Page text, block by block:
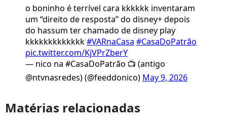
o boninho é terrível cara kkkkkk inventaram
um “direito de resposta” do disney+ depois
do hassum ter chamado de disney play
kkkkkkkkkkkkk#VARnaCasa #CasaDoPatrão
pic.twitter.com/KjVPrZberY
— nico na #CasaDoPatrão 📺 (antigo
@ntvnasredes) (@feeddonico) May 9, 2026
Matérias relacionadas